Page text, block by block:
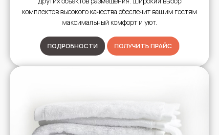
комплектов высокого качества обеспечит вашим гостям
максимальный комфорт и уют.
ПОДРОБНОСТИ ПОЛУЧИТЬ ПРАЙС